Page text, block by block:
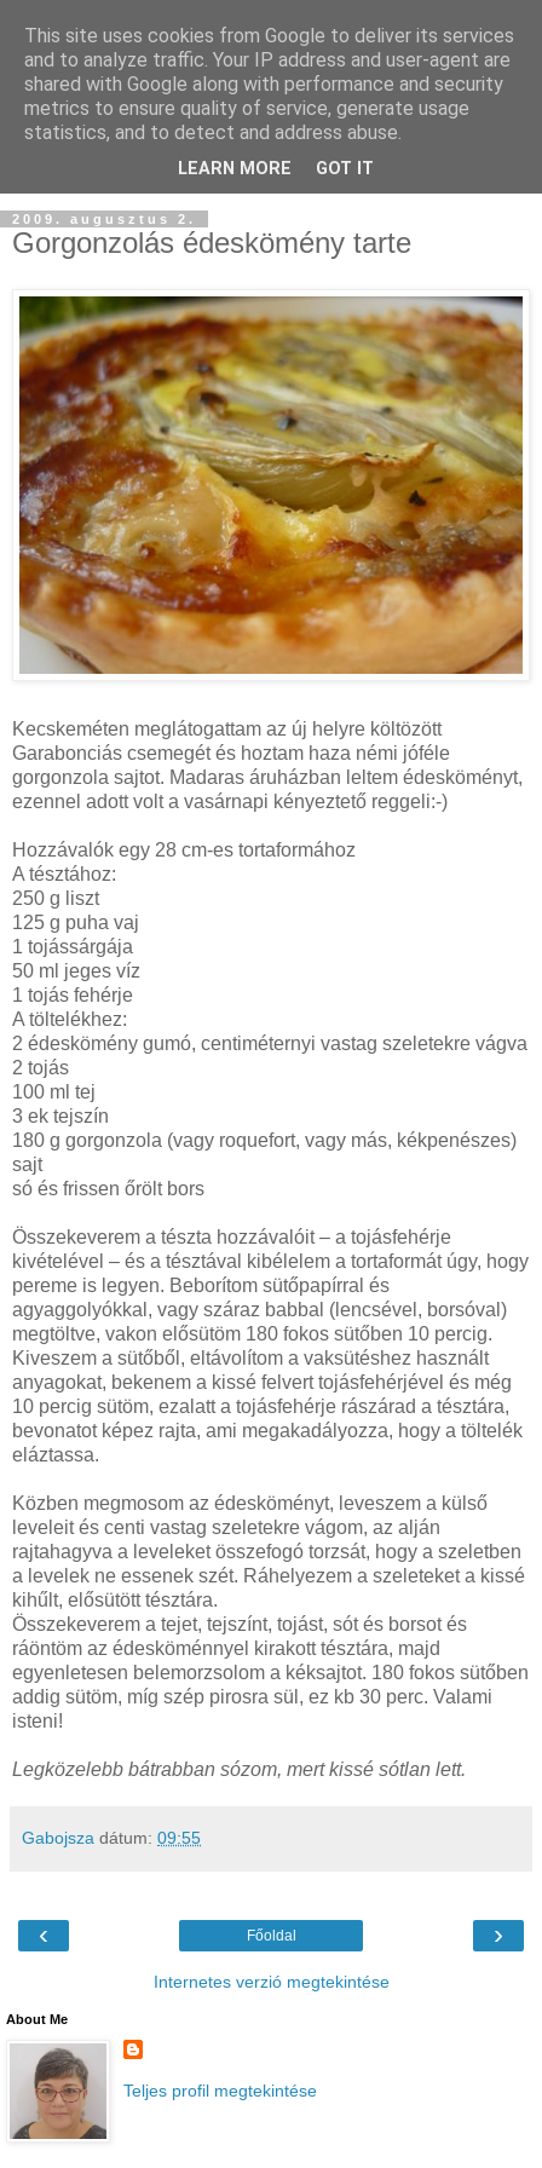
2009. augusztus 2.
Gorgonzolás édeskömény tarte
Kecskeméten meglátogattam az új helyre költözött
Garabonciás csemegét és hoztam haza némi jóféle
gorgonzola sajtot. Madaras áruházban leltem édesköményt,
ezennel adott volt a vasárnapi kényeztető reggeli:-)
Hozzávalók egy 28 cm-es tortaformához
A tésztához:
250 g liszt
125 g puha vaj
1 tojássárgája
50 ml jeges víz
1 tojás fehérje
A töltelékhez:
2 édeskömény gumó, centiméternyi vastag szeletekre vágva
2 tojás
100 ml tej
3 ek tejszín
180 g gorgonzola (vagy roquefort, vagy más, kékpenészes)
sajt
só és frissen őrölt bors
Összekeverem a tészta hozzávalóit – a tojásfehérje
kivételével – és a tésztával kibélelem a tortaformát úgy, hogy
pereme is legyen. Beborítom sütőpapírral és
agyaggolyókkal, vagy száraz babbal (lencsével, borsóval)
megtöltve, vakon elősütöm 180 fokos sütőben 10 percig.
Kiveszem a sütőből, eltávolítom a vaksütéshez használt
anyagokat, bekenem a kissé felvert tojásfehérjével és még
10 percig sütöm, ezalatt a tojásfehérje rászárad a tésztára,
bevonatot képez rajta, ami megakadályozza, hogy a töltelék
eláztassa.
Közben megmosom az édesköményt, leveszem a külső
leveleit és centi vastag szeletekre vágom, az alján
rajtahagyva a leveleket összefogó torzsát, hogy a szeletben
a levelek ne essenek szét. Ráhelyezem a szeleteket a kissé
kihűlt, elősütött tésztára.
Összekeverem a tejet, tejszínt, tojást, sót és borsot és
ráöntöm az édesköménnyel kirakott tésztára, majd
egyenletesen belemorzsolom a kéksajtot. 180 fokos sütőben
addig sütöm, míg szép pirosra sül, ez kb 30 perc. Valami
isteni!
Legközelebb bátrabban sózom, mert kissé sótlan lett.
Gabojsza dátum: 09:55
‹ ›
Főoldal
Internetes verzió megtekintése
About Me
Teljes profil megtekintése
This site uses cookies from Google to deliver its services
and to analyze traffic. Your IP address and user-agent are
shared with Google along with performance and security
metrics to ensure quality of service, generate usage
statistics, and to detect and address abuse.
LEARN MORE GOT IT